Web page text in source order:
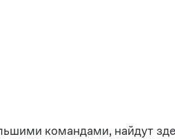
командами, найдут